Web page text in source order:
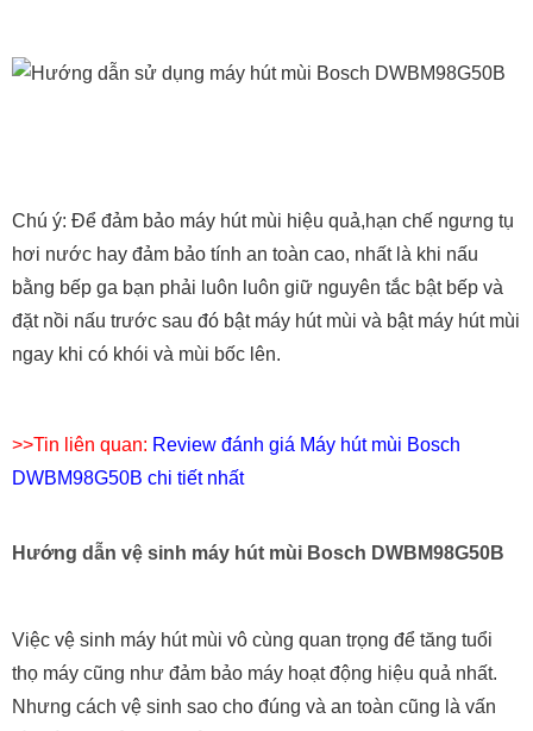
Chú ý: Để đảm bảo máy hút mùi hiệu quả,hạn chế ngưng tụ
hơi nước hay đảm bảo tính an toàn cao, nhất là khi nấu
bằng bếp ga bạn phải luôn luôn giữ nguyên tắc bật bếp và
đặt nồi nấu trước sau đó bật máy hút mùi và bật máy hút mùi
ngay khi có khói và mùi bốc lên.
>>Tin liên quan: Review đánh giá Máy hút mùi Bosch
DWBM98G50B chi tiết nhất
Hướng dẫn vệ sinh máy hút mùi Bosch DWBM98G50B
Việc vệ sinh máy hút mùi vô cùng quan trọng để tăng tuổi
thọ máy cũng như đảm bảo máy hoạt động hiệu quả nhất.
Nhưng cách vệ sinh sao cho đúng và an toàn cũng là vấn